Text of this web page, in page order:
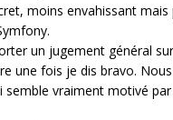
moins envahissant
un jugement général
une fois je dis bravo.
vraiment motivé